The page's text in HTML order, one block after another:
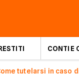
CONTI E